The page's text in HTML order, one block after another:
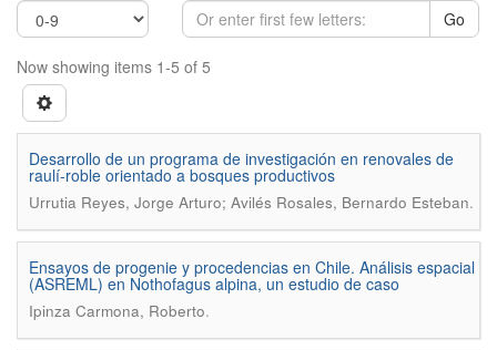
Go
Now showing items 1-5 of 5
Desarrollo de un programa de investigación en renovales de
raulí-roble orientado a bosques productivos
Urrutia Reyes, Jorge Arturo; Avilés Rosales, Bernardo Esteban.
Ensayos de progenie y procedencias en Chile. Análisis espacial
(ASREML) en Nothofagus alpina, un estudio de caso
Ipinza Carmona, Roberto.